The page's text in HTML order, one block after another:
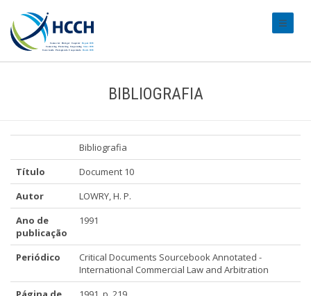
BIBLIOGRAFIA
Bibliografia
Título
Document 10
Autor
LOWRY, H. P.
Ano de
publicação
1991
Periódico
Critical Documents Sourcebook Annotated -
International Commercial Law and Arbitration